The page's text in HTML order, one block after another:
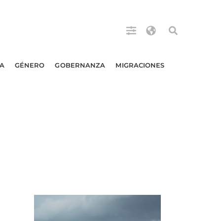
GÉNERO GOBERNANZA MIGRACIONES